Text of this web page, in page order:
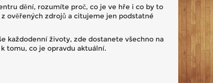
dění, rozumíte proč, co je ve hře i co by to
ověřených zdrojů a citujeme jen podstatné
každodenní životy, zde dostanete všechno na
tomu, co je opravdu aktuální.